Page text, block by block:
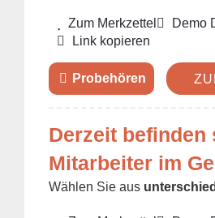
Zum Merkzettel
Demo
Link kopieren
Derzeit befinden
Mitarbeiter im
Wählen Sie aus